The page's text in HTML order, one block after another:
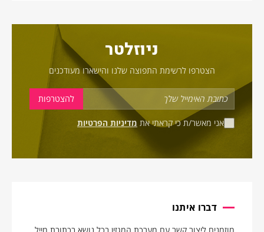
ניוזלטר
הצטרפו לרשימת התפוצה שלנו והישארו מעודכנים
אני מאשר/ת כי קראתי את מדיניות הפרטיות
דברו איתנו